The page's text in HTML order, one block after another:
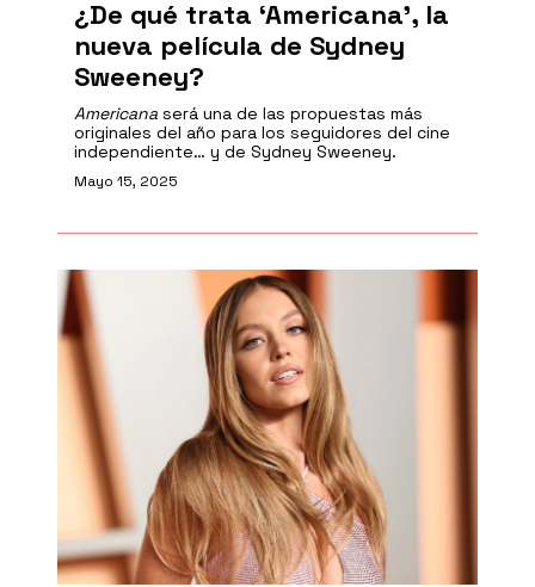
¿De qué trata ‘Americana’, la
nueva película de Sydney
Sweeney?
Americana será una de las propuestas más
originales del año para los seguidores del cine
independiente… y de Sydney Sweeney.
Mayo 15, 2025